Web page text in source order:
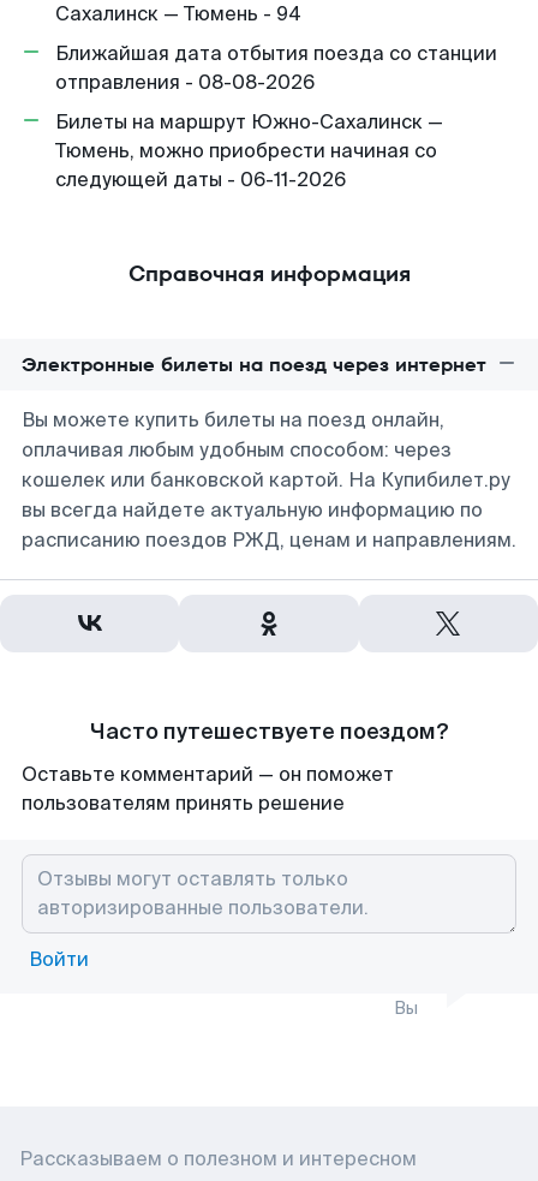
Сахалинск — Тюмень - 94
Ближайшая дата отбытия поезда со станции
отправления - 08-08-2026
Билеты на маршрут Южно-Сахалинск —
Тюмень, можно приобрести начиная со
следующей даты - 06-11-2026
Справочная информация
Электронные билеты на поезд через интернет
Вы можете купить билеты на поезд онлайн,
оплачивая любым удобным способом: через
кошелек или банковской картой. На Купибилет.ру
вы всегда найдете актуальную информацию по
расписанию поездов РЖД, ценам и направлениям.
Часто путешествуете поездом?
Оставьте комментарий — он поможет
пользователям принять решение
Войти
Вы
Рассказываем о полезном и интересном